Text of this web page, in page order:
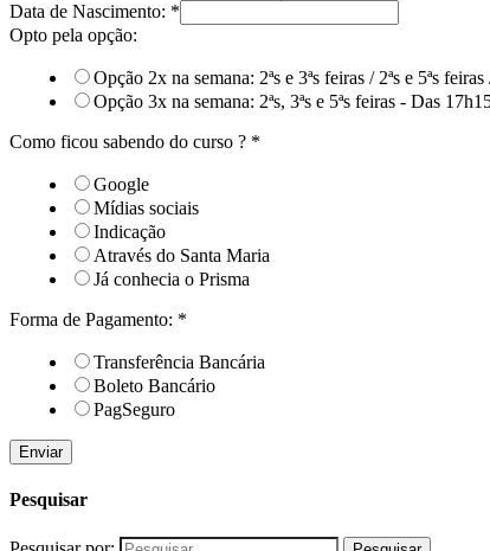
Data de Nascimento: *
Opto pela opção:
Opção 2x na semana: 2ªs e 3ªs feiras / 2ªs e 5ªs
Opção 3x na semana: 2ªs, 3ªs e 5ªs feiras - Das
Como ficou sabendo do curso ? *
Google
Mídias sociais
Indicação
Através do Santa Maria
Já conhecia o Prisma
Forma de Pagamento: *
Transferência Bancária
Boleto Bancário
PagSeguro
Enviar
Pesquisar